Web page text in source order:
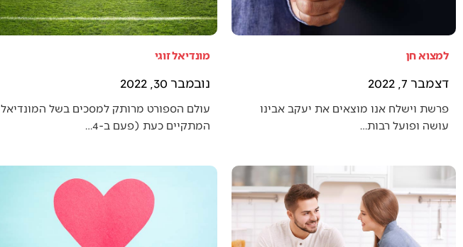
למצוא חן
דצמבר 7, 2022
פרשת וישלח אנו מוצאים את יעקב אבינו
עושה ופועל רבות…
מונדיאל זוגי
נובמבר 30, 2022
עולם הספורט מרותק למסכים בשל המונדיאל
המתקיים כעת (פעם ב-4…